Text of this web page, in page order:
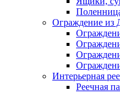
Ограждение
Интерьерная
Реечная